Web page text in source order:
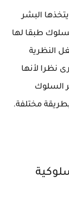
البشر
طبقا لها
النظرية
نظرا لأنها
السلوك
مختلفة.